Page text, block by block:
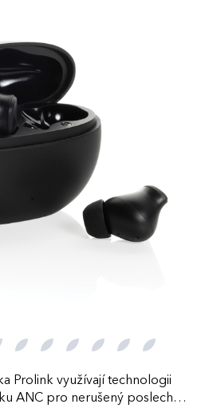
Prolink využívají technologii
ANC pro nerušený poslech